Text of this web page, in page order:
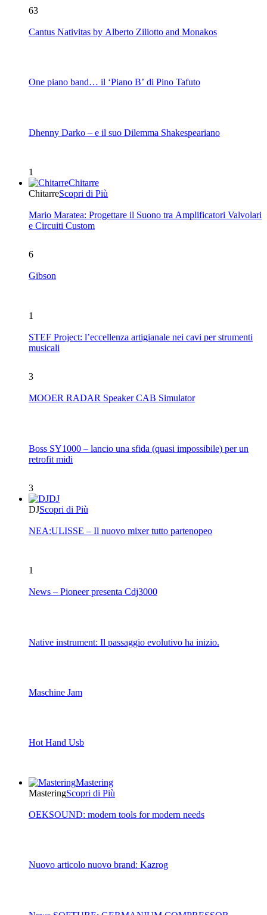
63
Cantus Nativitas by Alberto Ziliotto and Monakos
One piano band… il ‘Piano B’ di Pino Tafuto
Dhenny Darko – e il suo Dilemma Shakespeariano
1
Chitarre
ChitarreScopri di Più
Mario Maratea: Progettare il Suono tra Amplificatori Valvolari
e Circuiti Custom
6
Gibson
1
STEF Project: l’eccellenza artigianale nei cavi per strumenti
musicali
3
MOOER RADAR Speaker CAB Simulator
Boss SY1000 – lancio una sfida (quasi impossibile) per un
retrofit midi
3
DJ
DJScopri di Più
NEA:ULISSE – Il nuovo mixer tutto partenopeo
1
News – Pioneer presenta Cdj3000
Native instrument: Il passaggio evolutivo ha inizio.
Maschine Jam
Hot Hand Usb
Mastering
MasteringScopri di Più
OEKSOUND: modern tools for modern needs
Nuovo articolo nuovo brand: Kazrog